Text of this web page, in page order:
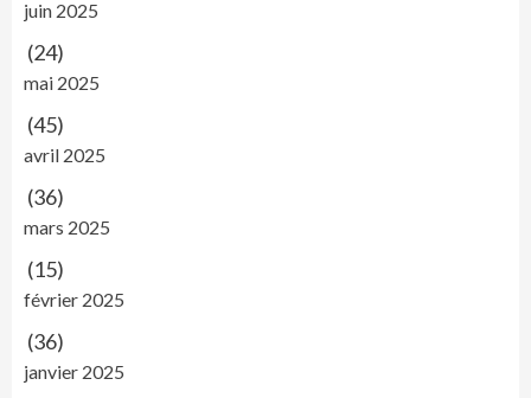
juin 2025
(24)
mai 2025
(45)
avril 2025
(36)
mars 2025
(15)
février 2025
(36)
janvier 2025